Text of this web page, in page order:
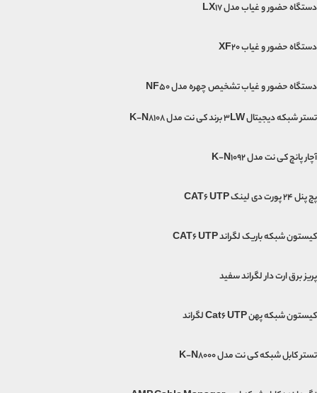
دستگاه حضور و غیاب مدل LX17
دستگاه حضور و غیاب XF20
دستگاه حضور و غیاب تشخیص چهره مدل NF50
تستر شبکه دیجیتال 3LW برند کی نت مدل K-N8108
آچار پانچ کی نت مدل K-N1092
پچ پنل 24 پورت دی لینک CAT6 UTP
کیستون شبکه باریک لگراند CAT6 UTP
پریز برق ارت دار لگراند سفید
کیستون شبکه پهن Cat6 UTP لگراند
تستر کابل شبکه کی نت مدل K-N8000